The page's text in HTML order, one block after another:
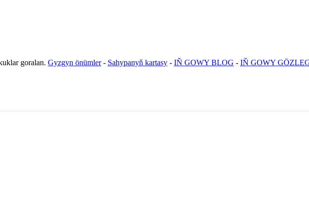
goralan. Gyzgyn önümler- Sahypanyň kartasy - IŇ GOWY BLOG - IŇ GOWY